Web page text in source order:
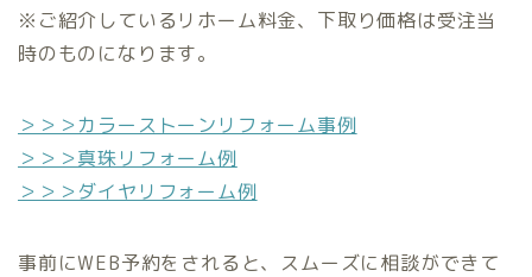
※ご紹介しているリホーム料金、下取り価格は受注当
時のものになります。
＞＞＞カラーストーンリフォーム事例
＞＞＞真珠リフォーム例
＞＞＞ダイヤリフォーム例
事前にWEB予約をされると、スムーズに相談ができて